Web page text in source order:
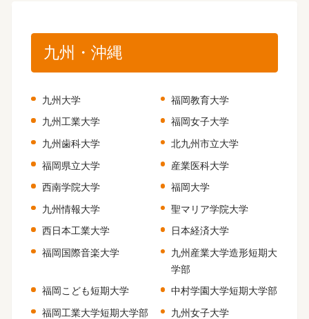
九州・沖縄
九州大学
福岡教育大学
九州工業大学
福岡女子大学
九州歯科大学
北九州市立大学
福岡県立大学
産業医科大学
西南学院大学
福岡大学
九州情報大学
聖マリア学院大学
西日本工業大学
日本経済大学
福岡国際音楽大学
九州産業大学造形短期大
学部
福岡こども短期大学
中村学園大学短期大学部
福岡工業大学短期大学部
九州女子大学